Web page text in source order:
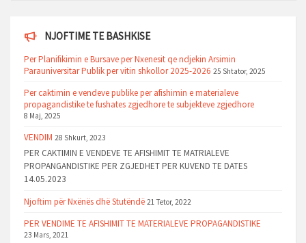
NJOFTIME TE BASHKISE
Per Planifikimin e Bursave per Nxenesit qe ndjekin Arsimin
Parauniversitar Publik per vitin shkollor 2025-2026 25 Shtator, 2025
Per caktimin e vendeve publike per afishimin e materialeve
propagandistike te fushates zgjedhore te subjekteve zgjedhore
8 Maj, 2025
VENDIM 28 Shkurt, 2023
PER CAKTIMIN E VENDEVE TE AFISHIMIT TE MATRIALEVE
PROPANGANDISTIKE PER ZGJEDHET PER KUVEND TE DATES
14.05.2023
Njoftim për Nxënës dhë Stutëndë 21 Tetor, 2022
PER VENDIME TE AFISHIMIT TE MATERIALEVE PROPAGANDISTIKE
23 Mars, 2021